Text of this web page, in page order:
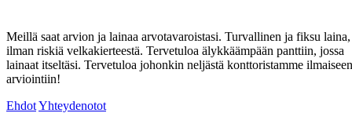
Meillä saat arvion ja lainaa arvotavaroistasi. Turvallinen ja fiksu laina,
ilman riskiä velkakierteestä. Tervetuloa älykkäämpään panttiin, jossa
lainaat itseltäsi. Tervetuloa johonkin neljästä konttoristamme ilmaiseen
arviointiin!
EhdotYhteydenotot